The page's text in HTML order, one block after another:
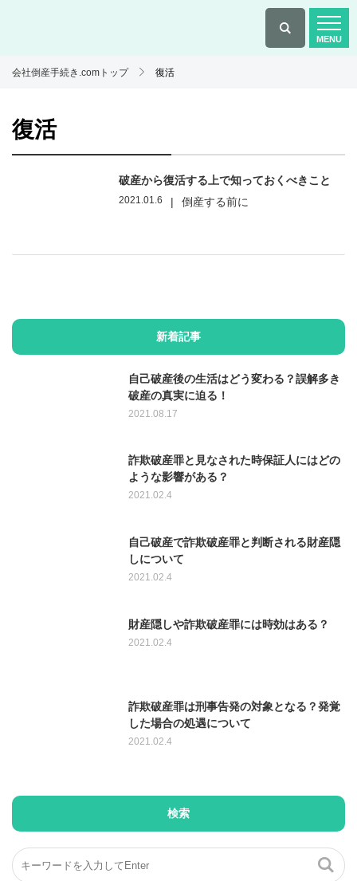
会社倒産手続き.comトップ 復活
復活
破産から復活する上で知っておくべきこと
2021.01.6 | 倒産する前に
新着記事
自己破産後の生活はどう変わる？誤解多き
破産の真実に迫る！
2021.08.17
詐欺破産罪と見なされた時保証人にはどの
ような影響がある？
2021.02.4
自己破産で詐欺破産罪と判断される財産隠
しについて
2021.02.4
財産隠しや詐欺破産罪には時効はある？
2021.02.4
詐欺破産罪は刑事告発の対象となる？発覚
した場合の処遇について
2021.02.4
検索